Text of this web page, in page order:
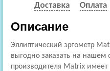
Доставка
Оплата
Описание
Эллиптический эргометр
выгодно заказать на нашем
производителя Matrix